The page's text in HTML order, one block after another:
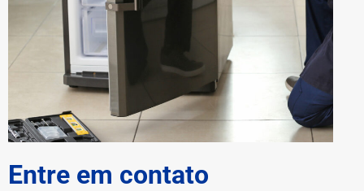
Entre em contato